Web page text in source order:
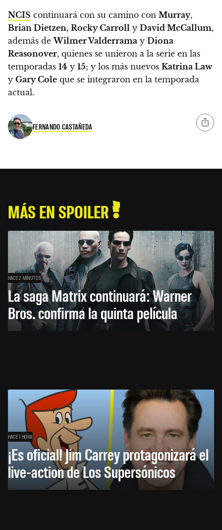
NCIS continuará con su camino con Murray,
Brian Dietzen, Rocky Carroll y David McCallum,
además deWilmer Valderrama y Diona
Reasonover, quienes se unieron a la serie en las
temporadas 14 y 15; y los más nuevos Katrina Law
y Gary Cole que se integraron en la temporada
actual.
FERNANDO CASTAÑEDA
MÁS EN SPOILER
HACE 2 MINUTOS
La saga Matrix continuará: Warner
Bros. confirma la quinta película
HACE 1 HORA
¡Es oficial! Jim Carrey protagonizará el
live-action de Los Supersónicos